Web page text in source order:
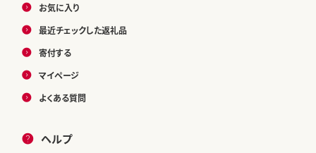
お気に入り
最近チェックした返礼品
寄付する
マイページ
よくある質問
ヘルプ